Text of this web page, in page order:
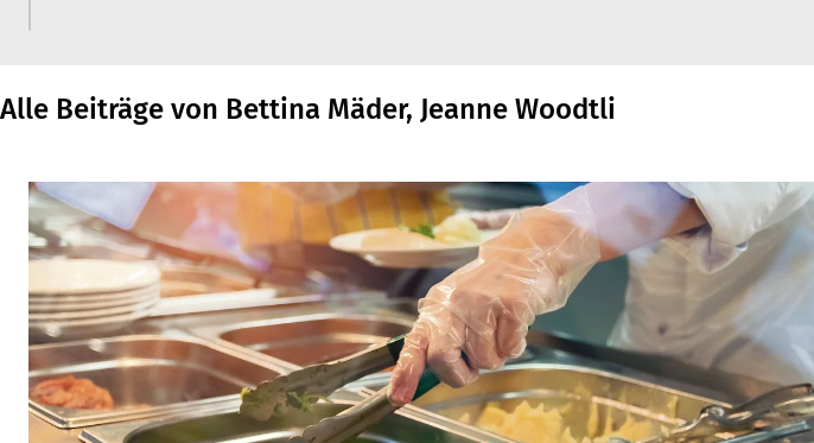
Alle Beiträge von Bettina Mäder, Jeanne Woodtli